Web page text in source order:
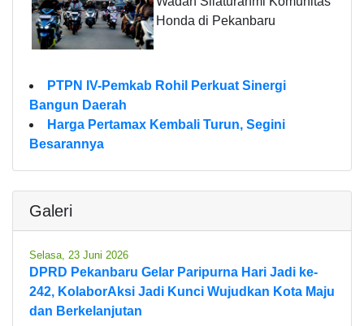
Honda di Pekanbaru
PTPN IV-Pemkab Rohil Perkuat Sinergi
Bangun Daerah
Harga Pertamax Kembali Turun, Segini
Besarannya
Galeri
Selasa, 23 Juni 2026
DPRD Pekanbaru Gelar Paripurna Hari Jadi ke-
242, KolaborAksi Jadi Kunci Wujudkan Kota Maju
dan Berkelanjutan